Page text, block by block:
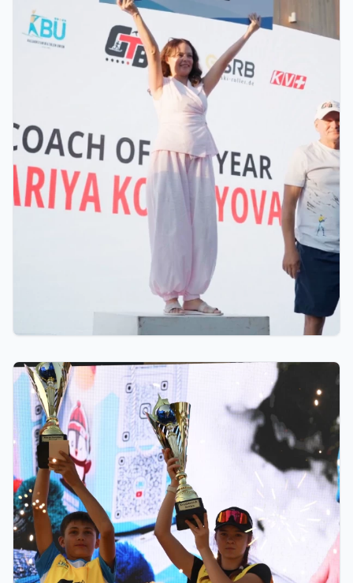
Тренер из Костаная признан лучшим детским
тренером по биатлону